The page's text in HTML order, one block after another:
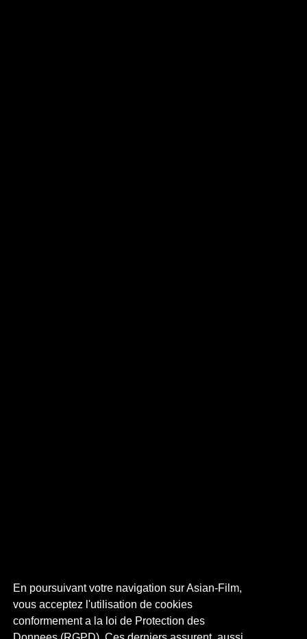
En poursuivant votre navigation sur Asian-Film,
vous acceptez l'utilisation de cookies
conformement a la loi de Protection des